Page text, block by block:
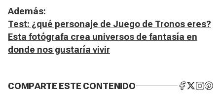
Además:
Test: ¿qué personaje de Juego de Tronos eres?
Esta fotógrafa crea universos de fantasía en
donde nos gustaría vivir
COMPARTE ESTE CONTENIDO